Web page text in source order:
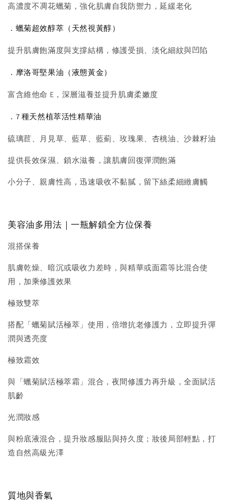
高濃度不凋花蠟菊，強化肌膚自我防禦力，延緩老化
．蠟菊超效醇萃（天然視黃醇）
提升肌膚飽滿度與支撐結構，修護受損、淡化細紋與凹陷
．摩洛哥堅果油（液態黃金）
富含維他命 E，深層滋養並提升肌膚柔嫩度
．7 種天然植萃活性精華油
硫璃苣、月見草、藍草、藍薊、玫瑰果、杏桃油、沙棘籽油
提供長效保濕、鎖水滋養，讓肌膚回復彈潤飽滿
小分子、親膚性高，迅速吸收不黏膩，留下絲柔細緻膚觸
美容油多用法｜一瓶解鎖全方位保養
混搭保養
肌膚乾燥、暗沉或吸收力差時，與精華或面霜等比混合使
用，加乘修護效果
極致雙萃
搭配「蠟菊賦活極萃」使用，倍增抗老修護力，立即提升彈
潤與透亮度
極致霜效
與「蠟菊賦活極萃霜」混合，夜間修護力再升級，全面賦活
肌齡
光潤妝感
與粉底液混合，提升妝感服貼與持久度；妝後局部輕點，打
造自然高級光澤
質地與香氣